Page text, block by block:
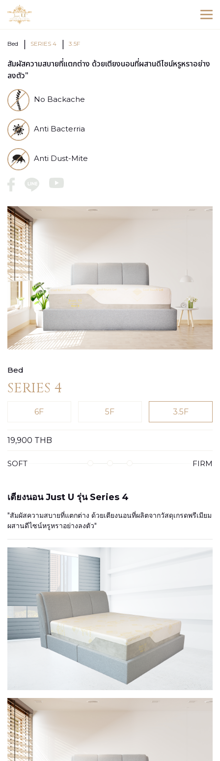
Bed SERIES 4 3.5F
สัมผัสความสบายที่แตกต่าง ด้วยเตียงนอนที่ผสานดีไซน์หรูหราอย่าง
ลงตัว"
No Backache
Anti Bacterria
Anti Dust-Mite
Bed
SERIES 4
6F 5F 3.5F
19,900 THB
SOFT FIRM
เตียงนอน Just U รุ่น Series 4
"สัมผัสความสบายที่แตกต่าง ด้วยเตียงนอนที่ผลิตจากวัสดุเกรดพรีเมียม
ผสานดีไซน์หรูหราอย่างลงตัว"